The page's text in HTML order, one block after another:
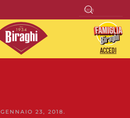
ACCEDI
GENNAIO 23, 2018.